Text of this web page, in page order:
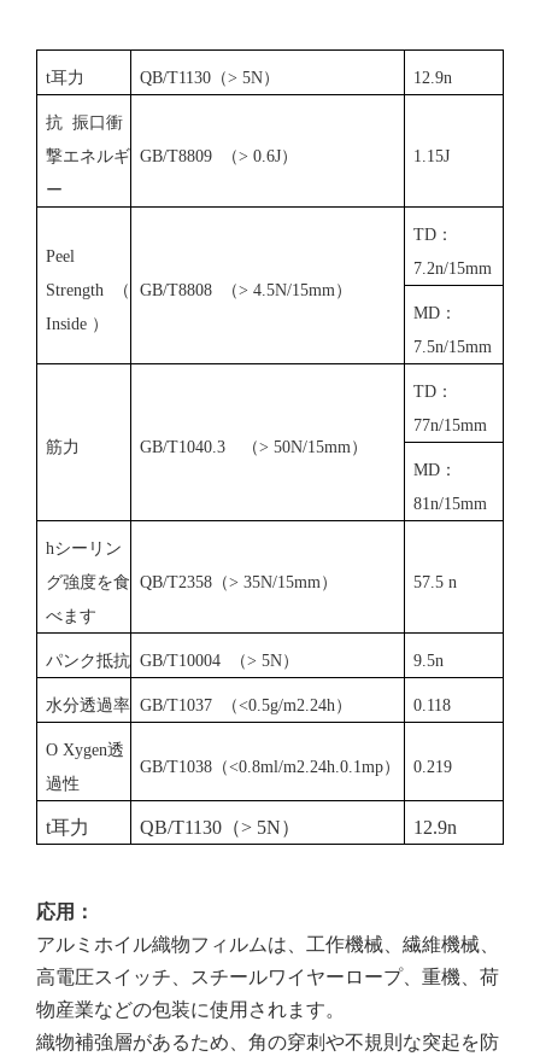
t耳力 QB/T1130（> 5N） 12.9n
抗 振口衝
撃エネルギ
ー
GB/T8809 （> 0.6J） 1.15J
Peel
Strength
（
Inside ）
GB/T8808 （> 4.5N/15mm）
TD：
7.2n/15mm
MD：
7.5n/15mm
筋力 GB/T1040.3 （> 50N/15mm）
TD：
77n/15mm
MD：
81n/15mm
hシーリン
グ強度を食
べます
QB/T2358（> 35N/15mm） 57.5 n
パンク抵抗 GB/T10004 （> 5N） 9.5n
水分透過率 GB/T1037 （<0.5g/m2.24h） 0.118
O Xygen透
過性
GB/T1038（<0.8ml/m2.24h.0.1mp） 0.219
t耳力 QB/T1130（> 5N） 12.9n
応用 ：
アルミホイル織物フィルムは、工作機械、繊維機械、
高電圧スイッチ、スチールワイヤーロープ、重機、荷
物産業などの包装に使用されます。
織物補強層があるため、角の穿刺や不規則な突起を防